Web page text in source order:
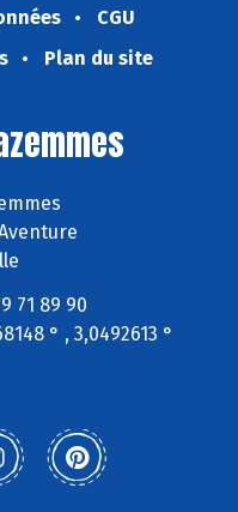
CGU
Plan du site
71 89 90
° , 3,0492613 °